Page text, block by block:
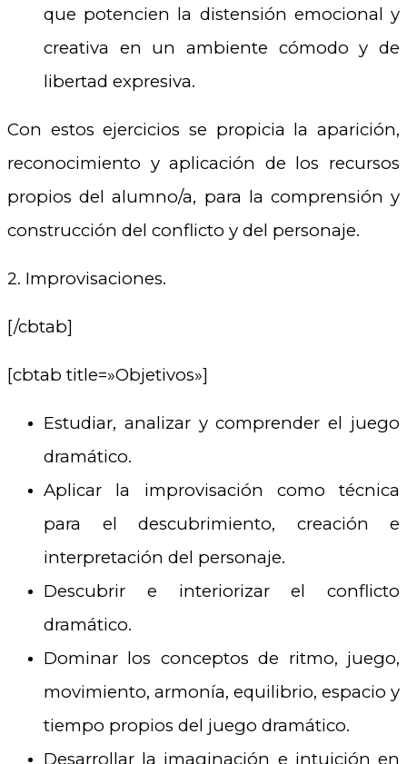
que potencien la distensión emocional y
creativa en un ambiente cómodo y de
libertad expresiva.
Con estos ejercicios se propicia la aparición,
reconocimiento y aplicación de los recursos
propios del alumno/a, para la comprensión y
construcción del conflicto y del personaje.
2. Improvisaciones.
[/cbtab]
[cbtab title=»Objetivos»]
Estudiar, analizar y comprender el juego
dramático.
Aplicar la improvisación como técnica
para el descubrimiento, creación e
interpretación del personaje.
Descubrir e interiorizar el conflicto
dramático.
Dominar los conceptos de ritmo, juego,
movimiento, armonía, equilibrio, espacio y
tiempo propios del juego dramático.
Desarrollar la imaginación e intuición en